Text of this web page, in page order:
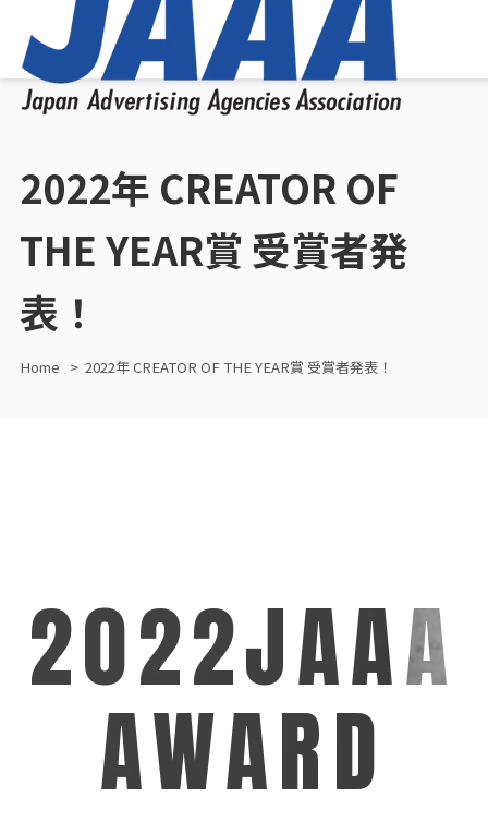
2022年 CREATOR OF
THE YEAR賞 受賞者発
表！
Home 2022年 CREATOR OF THE YEAR賞 受賞者発表！
2022JAAA
AWARD